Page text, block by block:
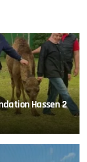
Hassen 2